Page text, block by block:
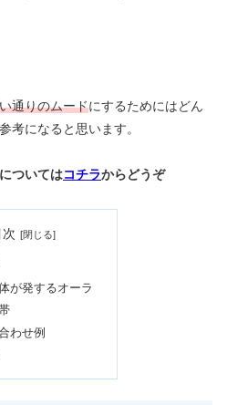
通りのムードにするためにはどん
考になると思います。
ついてはコチラからどうぞ
次
が発するオーラ
わせ例